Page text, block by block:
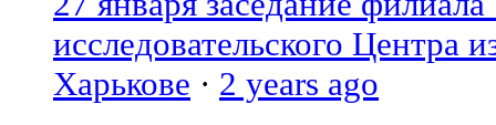
исследовательского Центра
Харькове · 2 years ago